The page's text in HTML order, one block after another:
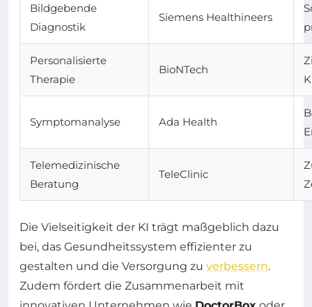
Bildgebende
Diagnostik
Siemens Healthineers
Personalisierte
Therapie
BioNTech
Symptomanalyse Ada Health
Telemedizinische
Beratung
TeleClinic
Die Vielseitigkeit der KI trägt maßgeblich dazu
bei, das Gesundheitssystem effizienter zu
gestalten und die Versorgung zu verbessern.
Zudem fördert die Zusammenarbeit mit